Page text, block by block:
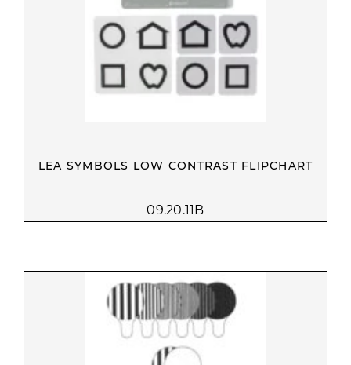
LEA SYMBOLS LOW CONTRAST FLIPCHART
09.20.11B